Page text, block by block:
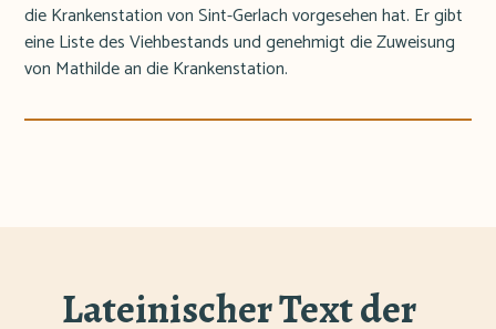
die Krankenstation von Sint-Gerlach vorgesehen hat. Er gibt
eine Liste des Viehbestands und genehmigt die Zuweisung
von Mathilde an die Krankenstation.
Lateinischer Text der